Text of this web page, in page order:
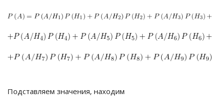
Подставляем значения, находим